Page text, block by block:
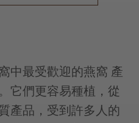
中最受歡迎的燕窩 產
它們更容易種植，從
產品，受到許多人的